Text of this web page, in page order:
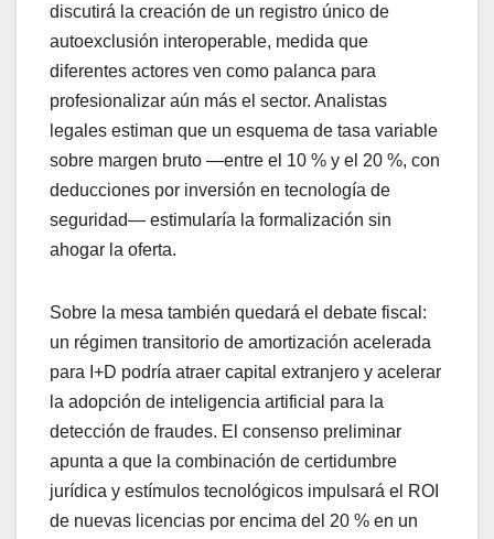
discutirá la creación de un registro único de
autoexclusión interoperable, medida que
diferentes actores ven como palanca para
profesionalizar aún más el sector. Analistas
legales estiman que un esquema de tasa variable
sobre margen bruto —entre el 10 % y el 20 %, con
deducciones por inversión en tecnología de
seguridad— estimularía la formalización sin
ahogar la oferta.
Sobre la mesa también quedará el debate fiscal:
un régimen transitorio de amortización acelerada
para I+D podría atraer capital extranjero y acelerar
la adopción de inteligencia artificial para la
detección de fraudes. El consenso preliminar
apunta a que la combinación de certidumbre
jurídica y estímulos tecnológicos impulsará el ROI
de nuevas licencias por encima del 20 % en un